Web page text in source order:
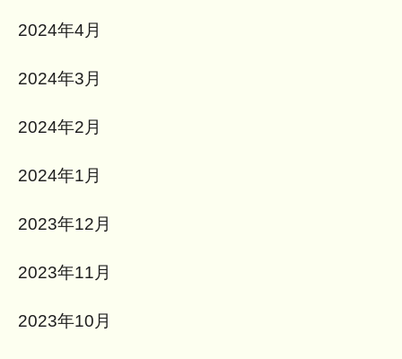
2024年4月
2024年3月
2024年2月
2024年1月
2023年12月
2023年11月
2023年10月